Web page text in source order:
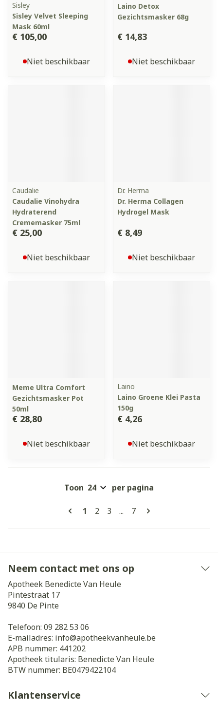
Sisley
Sisley Velvet Sleeping
Mask 60ml
€ 105,00
Niet beschikbaar
Laino Detox
Gezichtsmasker 68g
€ 14,83
Niet beschikbaar
Caudalie
Caudalie Vinohydra
Hydraterend
Crememasker 75ml
€ 25,00
Niet beschikbaar
Dr. Herma
Dr. Herma Collagen
Hydrogel Mask
€ 8,49
Niet beschikbaar
Meme Ultra Comfort
Gezichtsmasker Pot
50ml
€ 28,80
Niet beschikbaar
Laino
Laino Groene Klei Pasta
150g
€ 4,26
Niet beschikbaar
Pagina's
U lees momenteel pagina
1 Pagina
2 Pagina
3 ... Pagina
7
Toon per pagina
Neem contact met ons op
Apotheek Benedicte Van Heule
Pintestraat 17
9840 De Pinte
Telefoon: 09 282 53 06
E-mailadres: info@apotheekvanheule.be
APB nummer: 441202
Apotheek titularis: Benedicte Van Heule
BTW nummer: BE0479422104
Klantenservice